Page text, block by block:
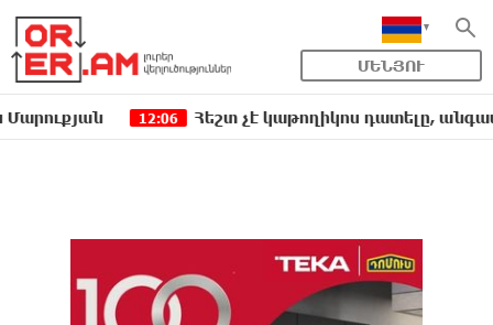
ՄԵՆՅՈՒ
12:06 Հեշտ չէ կաթողիկոս դատելը, անգամ